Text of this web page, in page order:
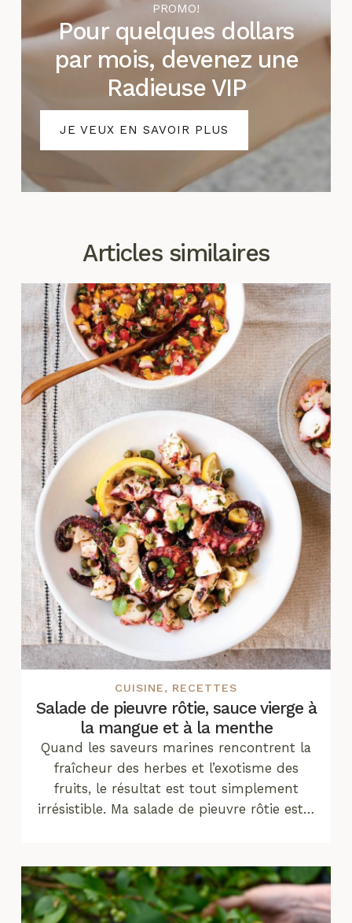
PROMO!
Pour quelques dollars
par mois, devenez une
Radieuse VIP
JE VEUX EN SAVOIR PLUS
Articles similaires
CUISINE, RECETTES
Salade de pieuvre rôtie, sauce vierge à
la mangue et à la menthe
Quand les saveurs marines rencontrent la
fraîcheur des herbes et l’exotisme des
fruits, le résultat est tout simplement
irrésistible. Ma salade de pieuvre rôtie est…